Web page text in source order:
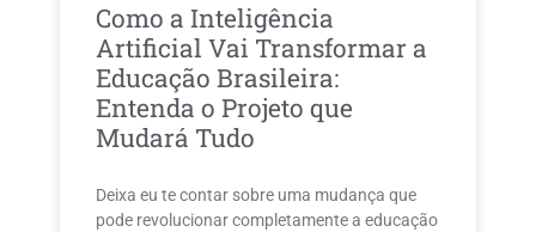
Como a Inteligência
Artificial Vai Transformar a
Educação Brasileira:
Entenda o Projeto que
Mudará Tudo
Deixa eu te contar sobre uma mudança que
pode revolucionar completamente a educação